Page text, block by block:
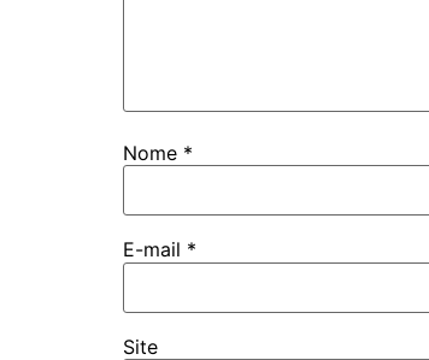
Nome *
E-mail *
Site